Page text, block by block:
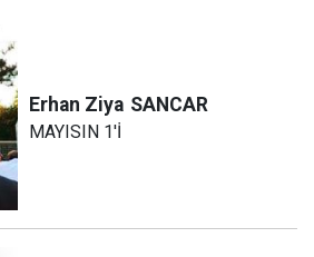
Erhan Ziya SANCAR
MAYISIN 1'İ